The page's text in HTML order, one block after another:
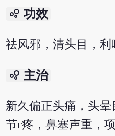
bubble_chart 功效
祛风邪，清头目，利
bubble_chart 主治
新久偏正头痛，头
节г疼，鼻塞声重，